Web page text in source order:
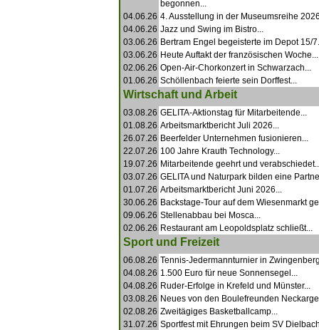
begonnen...
04.06.26 4. Ausstellung in der Museumsreihe
04.06.26 Jazz und Swing im Bistro...
03.06.26 Bertram Engel begeisterte im Depot 15/
03.06.26 Heute Auftakt der französischen Woche...
02.06.26 Open-Air-Chorkonzert in Schwarzach...
01.06.26 Schöllenbach feierte sein Dorffest...
Wirtschaft und Arbeit
03.08.26 GELITA-Aktionstag für Mitarbeitende...
01.08.26 Arbeitsmarktbericht Juli 2026...
26.07.26 Beerfelder Unternehmen fusionieren...
22.07.26 100 Jahre Krauth Technology...
19.07.26 Mitarbeitende geehrt und
03.07.26 GELITA und Naturpark bilden eine
01.07.26 Arbeitsmarktbericht Juni 2026...
30.06.26 Backstage-Tour auf dem Wiesenmarkt
09.06.26 Stellenabbau bei Mosca...
02.06.26 Restaurant am Leopoldsplatz schließt...
Sport und Freizeit
06.08.26 Tennis-Jedermannturnier in
04.08.26 1.500 Euro für neue Sonnensegel...
04.08.26 Ruder-Erfolge in Krefeld und Münster...
03.08.26 Neues von den Boulefreunden
02.08.26 Zweitägiges Basketballcamp...
31.07.26 Sportfest mit Ehrungen beim SV